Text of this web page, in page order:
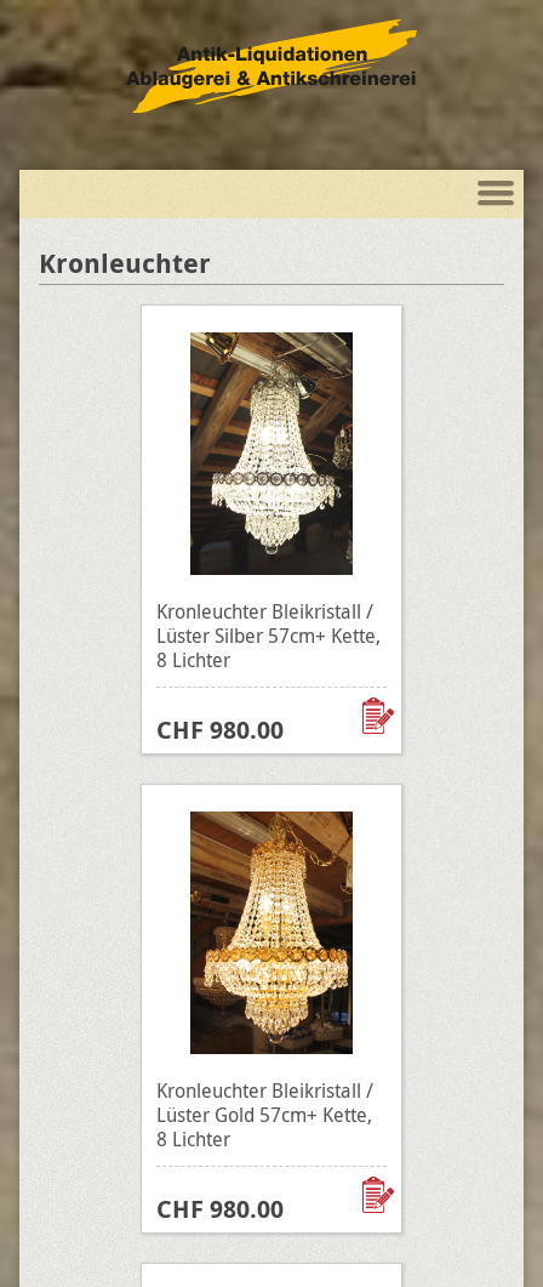
Kronleuchter
Kronleuchter Bleikristall /
Lüster Silber 57cm+ Kette,
8 Lichter
CHF 980.00
Kronleuchter Bleikristall /
Lüster Gold 57cm+ Kette,
8 Lichter
CHF 980.00